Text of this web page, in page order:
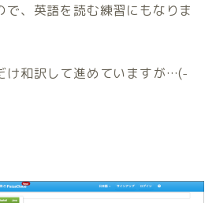
で、英語を読む練習にもなりま
け和訳して進めていますが…(-